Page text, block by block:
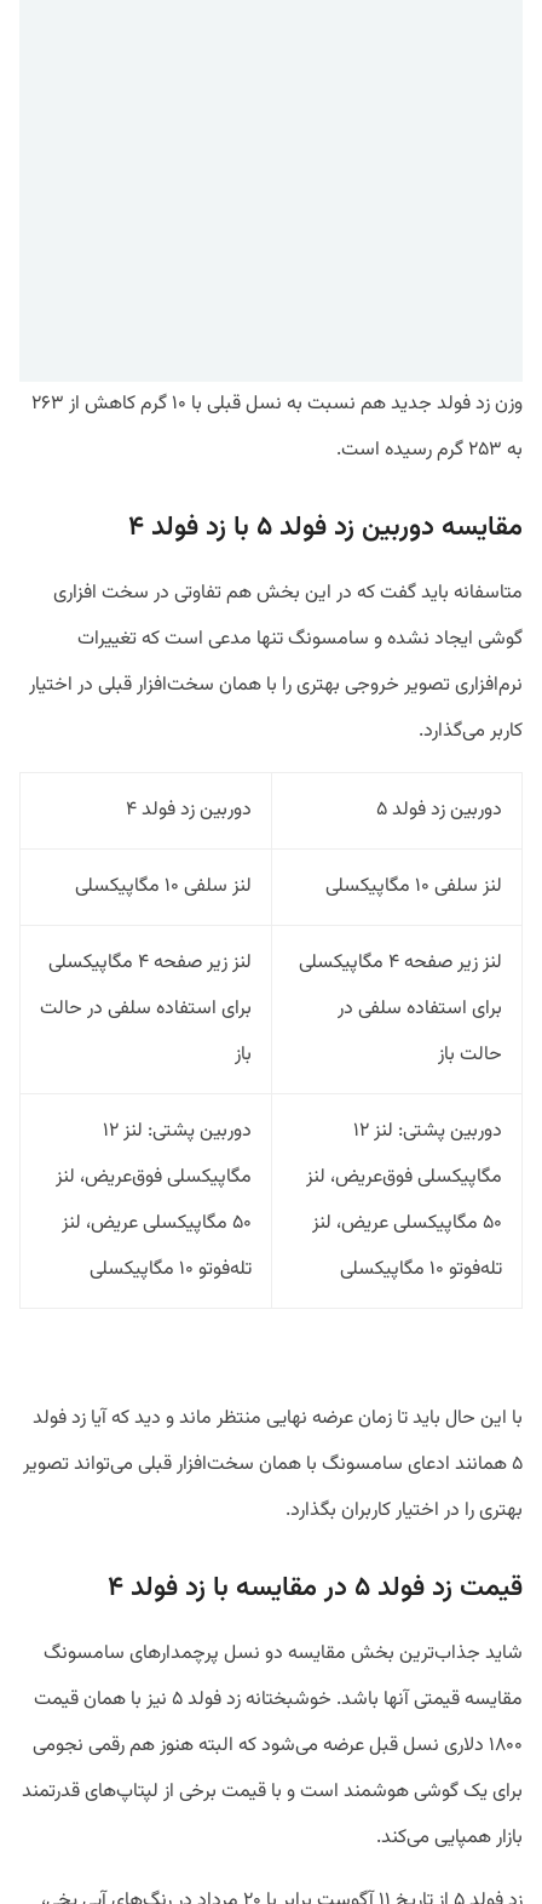
وزن زد فولد جدید هم نسبت به نسل قبلی با ۱۰ گرم کاهش از ۲۶۳
به ۲۵۳ گرم رسیده است.
مقایسه دوربین زد فولد ۵ با زد فولد ۴
متاسفانه باید گفت که در این بخش هم تفاوتی در سخت افزاری
گوشی ایجاد نشده و سامسونگ تنها مدعی است که تغییرات
نرم‌افزاری تصویر خروجی بهتری را با همان سخت‌افزار قبلی در اختیار
کاربر می‌گذارد.
دوربین زد فولد ۵ دوربین زد فولد ۴
لنز سلفی ۱۰ مگاپیکسلی لنز سلفی ۱۰ مگاپیکسلی
لنز زیر صفحه ۴ مگاپیکسلی
برای استفاده سلفی در
حالت باز
لنز زیر صفحه ۴ مگاپیکسلی
برای استفاده سلفی در حالت
باز
دوربین پشتی: لنز ۱۲
مگاپیکسلی فوق‌عریض، لنز‌
۵۰ مگاپیکسلی عریض، لنز
تله‌فوتو ۱۰ مگاپیکسلی
دوربین پشتی: لنز ۱۲
مگاپیکسلی فوق‌عریض، لنز‌
۵۰ مگاپیکسلی عریض، لنز
تله‌فوتو ۱۰ مگاپیکسلی
با این حال باید تا زمان عرضه نهایی منتظر ماند و دید که آیا زد فولد
۵ همانند ادعای سامسونگ با همان سخت‌افزار قبلی می‌تواند تصویر
بهتری را در اختیار کاربران بگذارد.
قیمت زد فولد ۵ در مقایسه با زد فولد ۴
شاید جذاب‌ترین بخش مقایسه دو نسل پرچمدار‌های سامسونگ
مقایسه قیمتی آنها باشد. خوشبختانه زد فولد ۵ نیز با همان قیمت
۱۸۰۰ دلاری نسل قبل عرضه می‌شود که البته هنوز هم رقمی نجومی
برای یک گوشی هوشمند است و با قیمت برخی از لپتاپ‌های قدرتمند
بازار همپایی می‌کند.